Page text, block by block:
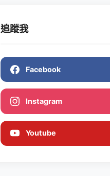
追蹤我
Facebook
Instagram
Youtube